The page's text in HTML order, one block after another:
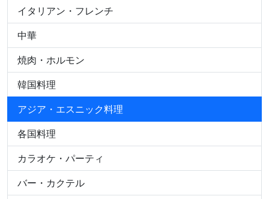
イタリアン・フレンチ
中華
焼肉・ホルモン
韓国料理
アジア・エスニック料理
各国料理
カラオケ・パーティ
バー・カクテル